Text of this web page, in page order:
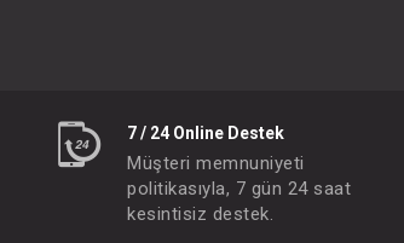
7 / 24 Online Destek
Müşteri memnuniyeti
politikasıyla, 7 gün 24 saat
kesintisiz destek.